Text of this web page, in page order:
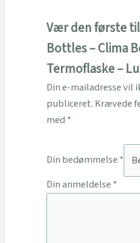
Vær den første
Bottles – Clima
Termoflaske –
Din e-mailadresse vil
publiceret. Krævede
med *
Din bedømmelse *
Din anmeldelse *